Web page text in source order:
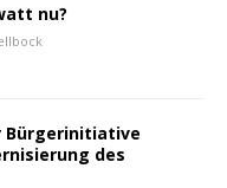
nu?
Bürgerinitiative
des